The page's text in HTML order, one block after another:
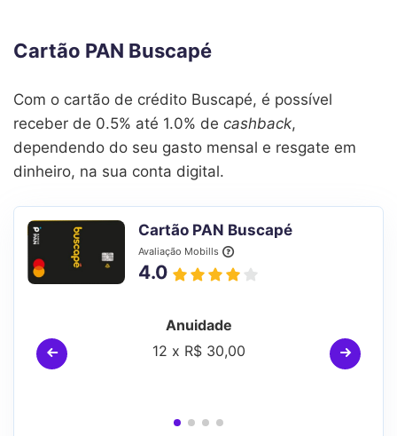
Cartão PAN Buscapé
Com o cartão de crédito Buscapé, é possível
receber de 0.5% até 1.0% de cashback,
dependendo do seu gasto mensal e resgate em
dinheiro, na sua conta digital.
Cartão PAN Buscapé
Avaliação Mobills
4.0
Anuidade
12 x R$ 30,00